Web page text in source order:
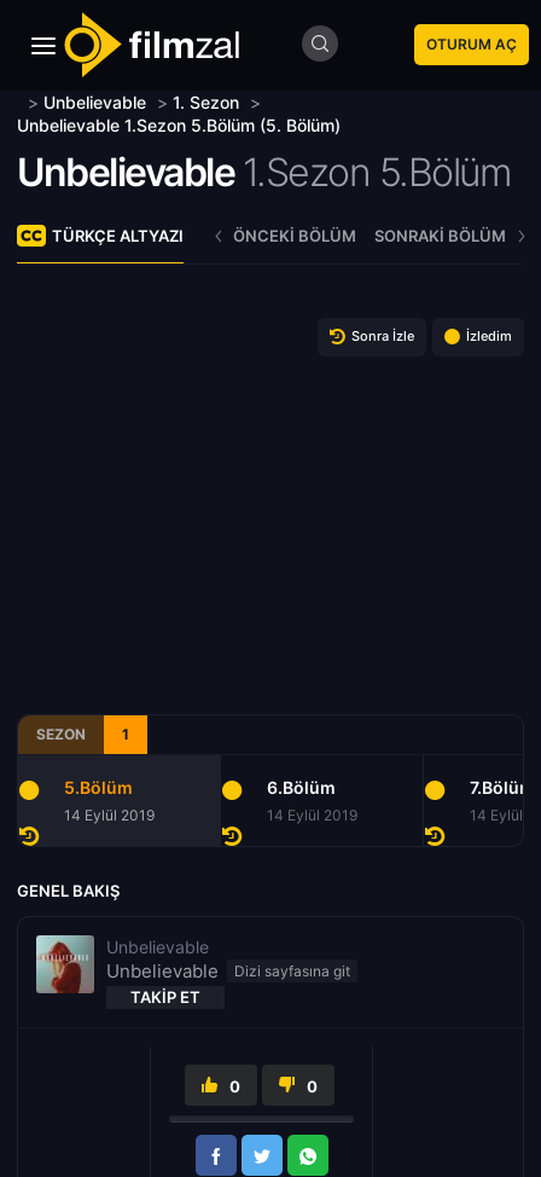
OTURUM AÇ
> Unbelievable > 1. Sezon >
Unbelievable 1.Sezon 5.Bölüm (5. Bölüm)
Unbelievable 1.Sezon 5.Bölüm
TÜRKÇE ALTYAZI ÖNCEKI BÖLÜM SONRAKI BÖLÜM
Sonra İzle İzledim
SEZON 1
5.Bölüm
14 Eylül 2019
6.Bölüm
14 Eylül 2019
7.Bölüm
14 Eylül
GENEL BAKIŞ
Unbelievable
Unbelievable
TAKIP ET
0 0